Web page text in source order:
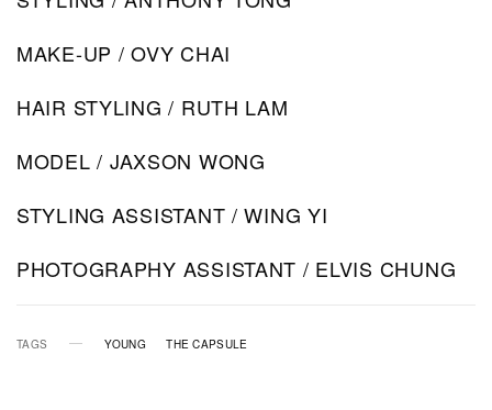
MAKE-UP / OVY CHAI
HAIR STYLING / RUTH LAM
MODEL / JAXSON WONG
STYLING ASSISTANT / WING YI
PHOTOGRAPHY ASSISTANT / ELVIS CHUNG
TAGS YOUNG THE CAPSULE